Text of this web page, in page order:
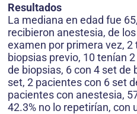
Resultados
La mediana en edad fue
recibieron anestesia, de
examen por primera vez, 2
biopsias previo, 10 tenían
de biopsias, 6 con 4 set de
set, 2 pacientes con 6 set
pacientes con anestesia,
42.3% no lo repetirían, con